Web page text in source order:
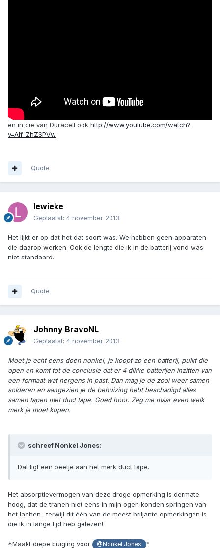
en in die van Duracell ook http://www.youtube.com/watch?
v=AIf_ZhZSPVw
Quote
lewieke
Geplaatst: 4 november 2013
Het lijkt er op dat het dat soort was. We hebben geen apparaten
die daarop werken. Ook de lengte die ik in de batterij vond was
niet standaard.
Quote
Johnny BravoNL
Geplaatst: 4 november 2013
Moet je echt eens doen nonkel, je koopt zo een batterij, pulkt die
open en komt tot de conclusie dat er 4 dikke batterijen inzitten van
een formaat wat nergens in past. Dan mag je de zooi weer samen
solderen en aangezien je de behuizing hebt beschadigd alles
samen tapen met duct tape. Goed hoor. Zeg me maar even welk
merk je moet kopen.
schreef Nonkel Jones:
Dat ligt een beetje aan het merk duct tape.
Het absorptievermogen van deze droge opmerking is dermate
hoog, dat de tranen niet eens in mijn ogen konden springen van
het lachen., terwijl dit één van de meest briljante opmerkingen is
die ik in lange tijd heb gelezen!
*Maakt diepe buiging voor @Nonkel Jones *